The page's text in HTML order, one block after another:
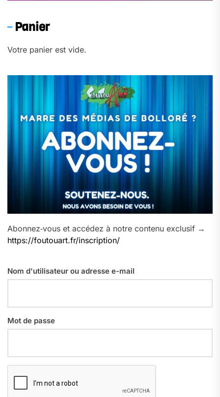
Panier
Votre panier est vide.
Abonnez‑vous et accédez à notre contenu exclusif →
https://foutouart.fr/inscription/
Nom d'utilisateur ou adresse e-mail
Mot de passe